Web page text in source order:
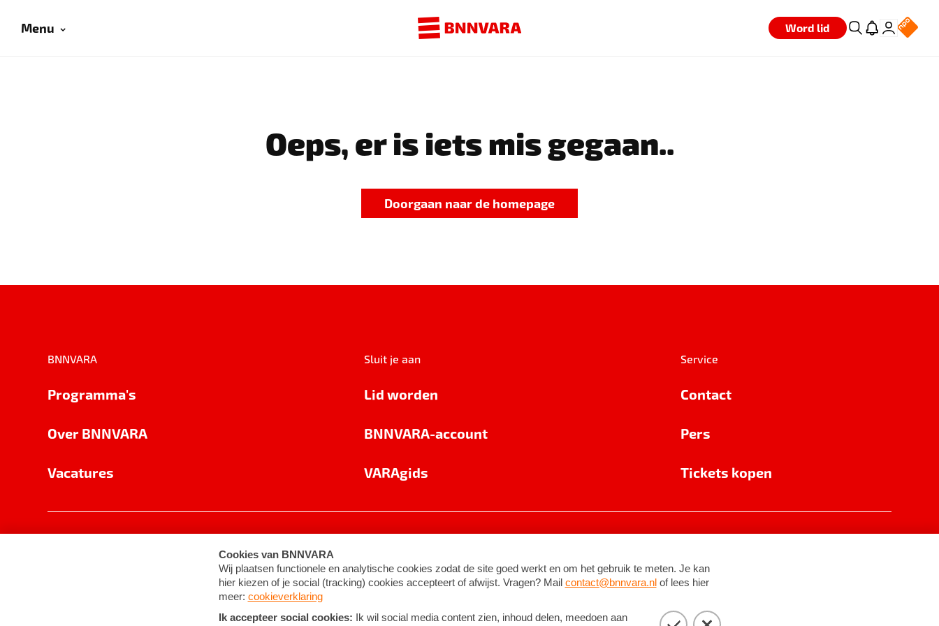
Menu Word lid
Oeps, er is iets mis gegaan..
Doorgaan naar de homepage
BNNVARA
Programma's
Over BNNVARA
Vacatures
Sluit je aan
Lid worden
BNNVARA-account
VARAgids
Service
Contact
Pers
Tickets kopen
Cookie-instellingen Algemene voorwaarden ©2026BNNVARA